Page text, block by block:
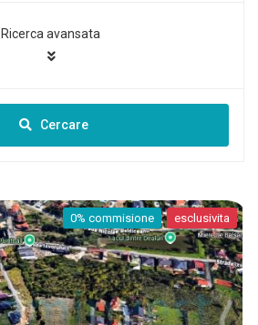
Ricerca avansata
Cercare
0% commisione